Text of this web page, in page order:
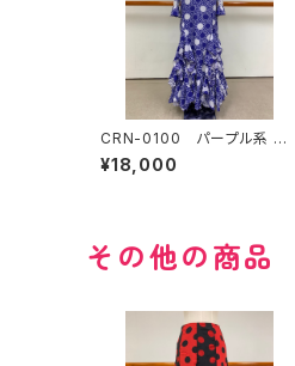
CRN-0100 パープル系 変
わり水玉ツーピース
¥18,000
その他の商品